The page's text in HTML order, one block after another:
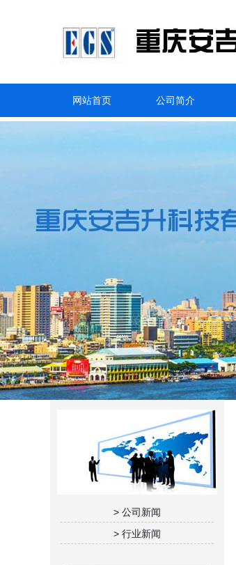
网站首页 公司简介
> 公司新闻
> 行业新闻